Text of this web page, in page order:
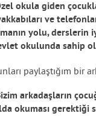
okula giden
ve
yolu, derslerin
okulunda sahip
paylaştığım bir
arkadaşların
okuması